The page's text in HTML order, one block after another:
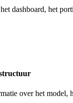
dashboard, het
over het model,